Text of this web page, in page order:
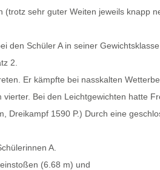
sehr guter Weiten jeweils knapp
den Schüler A in seiner
2.
Er kämpfte bei nasskalten
Bei den Leichtgewichten hatte
Dreikampf 1590 P.) Durch eine
A.
(6.68 m) und